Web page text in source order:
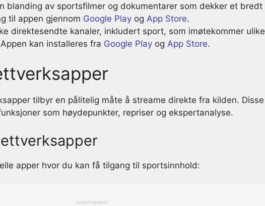
blanding av sportsfilmer og dokumentarer som dekker et bredt
til appen gjennom Google Play og App Store.
direktesendte kanaler, inkludert sport, som imøtekommer ulike
kan installeres fra Google Play og App Store.
tilbyr en pålitelig måte å streame direkte fra kilden. Disse
som høydepunkter, repriser og ekspertanalyse.
apper hvor du kan få tilgang til sportsinnhold:
ADVERTISEMENT